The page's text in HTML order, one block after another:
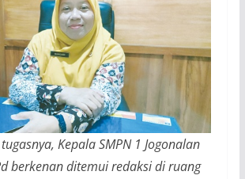
Kepala SMPN 1 Jogonalan
berkenan ditemui redaksi di ruang